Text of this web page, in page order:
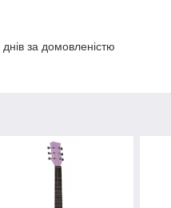
за домовленістю